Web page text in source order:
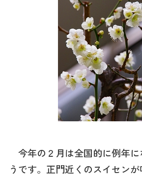
今年の２月は全国的に例年に
うです。正門近くのスイセン